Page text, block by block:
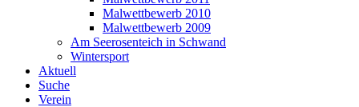
Malwettbewerb 2010
Malwettbewerb 2009
Am Seerosenteich in Schwand
Wintersport
Aktuell
Suche
Verein